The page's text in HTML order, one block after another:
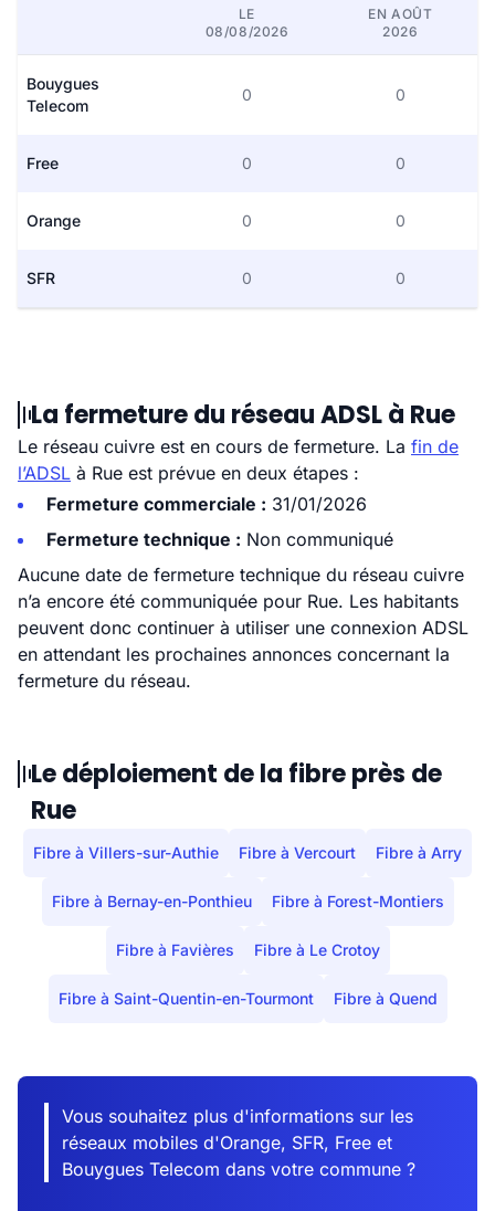
LE
08/08/2026
EN AOÛT
2026
Bouygues
Telecom
0 0
Free 0 0
Orange 0 0
SFR 0 0
La fermeture du réseau ADSL à Rue
Le réseau cuivre est en cours de fermeture. La fin de
l’ADSL à Rue est prévue en deux étapes :
Fermeture commerciale : 31/01/2026
Fermeture technique : Non communiqué
Aucune date de fermeture technique du réseau cuivre
n’a encore été communiquée pour Rue. Les habitants
peuvent donc continuer à utiliser une connexion ADSL
en attendant les prochaines annonces concernant la
fermeture du réseau.
Le déploiement de la fibre près de
Rue
Fibre à Villers-sur-Authie Fibre à Vercourt Fibre à Arry
Fibre à Bernay-en-Ponthieu Fibre à Forest-Montiers
Fibre à Favières Fibre à Le Crotoy
Fibre à Saint-Quentin-en-Tourmont Fibre à Quend
Vous souhaitez plus d'informations sur les
réseaux mobiles d'Orange, SFR, Free et
Bouygues Telecom dans votre commune ?